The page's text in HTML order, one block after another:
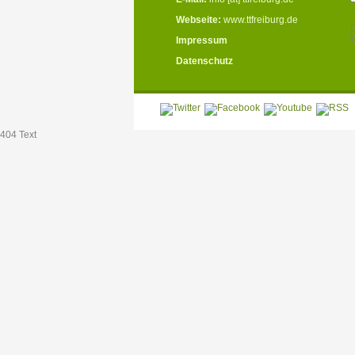
Webseite: www.ttfreiburg.de
Impressum
Datenschutz
.
404 Text